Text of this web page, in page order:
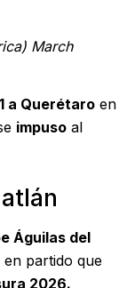
March
a Querétaro en
impuso al
Águilas del
en partido que
2026.